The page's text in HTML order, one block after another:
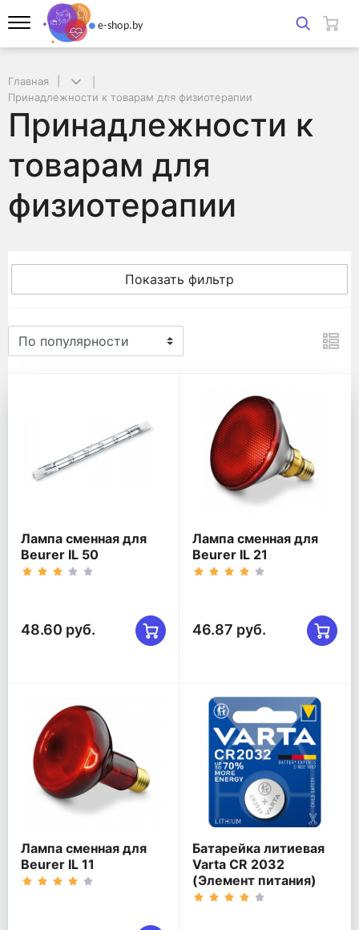
Главная
Принадлежности к товарам для физиотерапии
Принадлежности к
товарам для
физиотерапии
Показать фильтр
Принадлежности к
Лампа сменная для
Beurer IL 50
48.60 руб.
Лампа сменная для
Beurer IL 21
46.87 руб.
Лампа сменная для
Beurer IL 11
Батарейка литиевая
Varta CR 2032
(Элемент питания)